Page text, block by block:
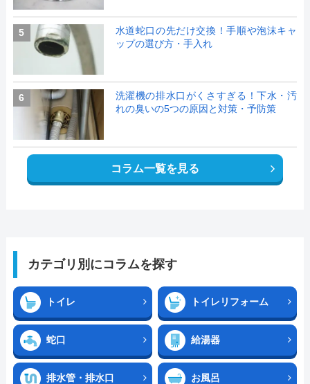
5
水道蛇口の先だけ交換！手順や泡沫キャ
ップの選び方・手入れ
6
洗濯機の排水口がくさすぎる！下水・汚
れの臭いの5つの原因と対策・予防策
コラム一覧を見る
カテゴリ別にコラムを探す
トイレ トイレリフォーム
蛇口 給湯器
排水管・排水口 お風呂